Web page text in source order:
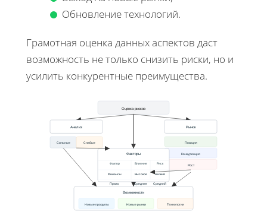
Обновление технологий.
Грамотная оценка данных аспектов даст
возможность не только снизить риски, но и
усилить конкурентные преимущества.
Оценка рисков
Анализ
Сильные Слабые
Рынок
Позиция
Конкуренция
Рост
Факторы
Фактор Влияние Риск
Финансы Высокое Низкий
Право Среднее Средний
Возможности
Новые продукты Новые рынки Технологии